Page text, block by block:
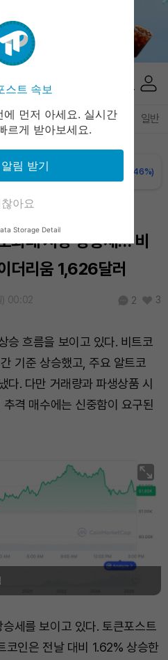
인사이트 브리핑 속보 일반
(+2.10%)
(-0.31%)
화폐 시장 상승세… 비
더리움 1,626달러
) 00:02 2 3
승 흐름을 보이고 있다. 비트코
기준 상승했고, 주요 알트코
다. 다만 거래량과 파생상품 시
격 매수에는 신중함이 요구된
세를 보이고 있다. 토큰포스트
코인은 전날 대비 1.62% 상승한
스트 속보
먼저 아세요. 실시간
르게 받아보세요.
림 받기
아요
Storage Detail